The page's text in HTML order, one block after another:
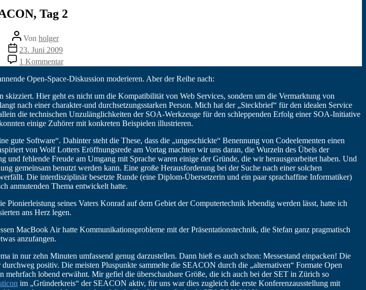
Tag 2
Beitragsautor
Von holger
Veröffentlichungsdatum
23. Juni 2009
1 Kommentarzu
SEACON,
Tag
Open-Space-Diskussion moderieren. Aber der Reihe nach:
Hier geht es nicht um die Kompatibilität von Web Services, sondern um die Vermarktung von
nach einer charakter-und durchsetzungsstarken Person. Mich hat der „Steckbrief“ für den idealen Service
die technischen Unzulänglichkeiten der SOA-Werkzeuge für den schleppenden Erfolg einer SOA-Initiative
einige Zuhörer mit konkreten Beispielen illustrieren.
Software“. Dahinter steht die These, dass die „ungeschickte“ Benennung von Codeelementen einen
von Wolf Lotters Eröffnungsrede am Vortag machten wir uns daran, die Wurzeln des Übels der
fehlende Freude am Umgang mit Sprache waren einige der Gründe, die wir herausgearbeitet haben. Und
gemeinsam benutzt werden kann. Eine große Herausforderung bei der Suche nach einer solchen
Die interdisziplinär besetzte Runde (eine Diplom-Übersetzerin und ein paar sprachaffine Informatiker)
anmutenden Thema entwickelt hatte.
seines Vaters Konrad auf dem Gebiet der Computertechnik lebendig werden lässt, hatte ich
ans Herz legen.
MacBook Air hatte Kommunikationsprobleme mit der Präsentationstechnik, die Stefan ganz pragmatisch
anzufangen.
in nur zehn Minuten umfassend genug darzustellen. Dann hieß es auch schon: Messestand einpacken! Die
positiv. Die meisten Pluspunkte sammelte die SEACON durch die „alternativen“ Formate Open
lobend erwähnt. Mir gefiel die überschaubare Größe, die ich auch bei der SET in Zürich so
im „Gründerkreis“ der SEACON aktiv, für uns war dies zugleich die erste Konferenzausstellung mit